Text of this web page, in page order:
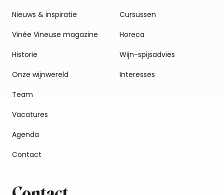
Nieuws & inspiratie
Vinée Vineuse magazine
Historie
Onze wijnwereld
Team
Vacatures
Agenda
Contact
Cursussen
Horeca
Wijn-spijsadvies
Interesses